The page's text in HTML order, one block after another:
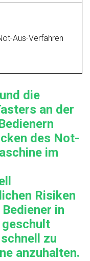
Aus-Verfahren
die
an der
des Not-
im
Risiken
in
zu
anzuhalten.